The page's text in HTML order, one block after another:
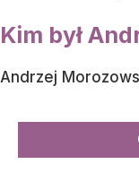
Kim był
Andrzej